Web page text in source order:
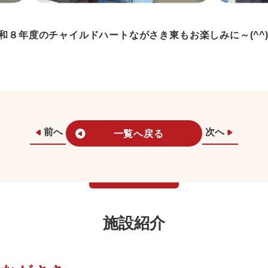
８年度のチャイルドハートながさき東もお楽しみに～
前へ 一覧へ戻る 次へ
施設紹介